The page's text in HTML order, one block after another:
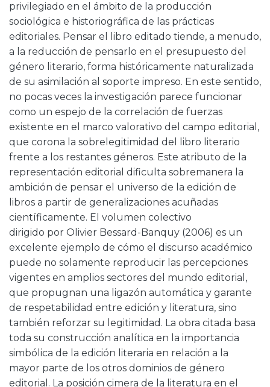
privilegiado en el ámbito de la producción
sociológica e historiográfica de las prácticas
editoriales. Pensar el libro editado tiende, a menudo,
a la reducción de pensarlo en el presupuesto del
género literario, forma históricamente naturalizada
de su asimilación al soporte impreso. En este sentido,
no pocas veces la investigación parece funcionar
como un espejo de la correlación de fuerzas
existente en el marco valorativo del campo editorial,
que corona la sobrelegitimidad del libro literario
frente a los restantes géneros. Este atributo de la
representación editorial dificulta sobremanera la
ambición de pensar el universo de la edición de
libros a partir de generalizaciones acuñadas
científicamente. El volumen colectivo
dirigido por Olivier Bessard-Banquy (2006) es un
excelente ejemplo de cómo el discurso académico
puede no solamente reproducir las percepciones
vigentes en amplios sectores del mundo editorial,
que propugnan una ligazón automática y garante
de respetabilidad entre edición y literatura, sino
también reforzar su legitimidad. La obra citada basa
toda su construcción analítica en la importancia
simbólica de la edición literaria en relación a la
mayor parte de los otros dominios de género
editorial. La posición cimera de la literatura en el